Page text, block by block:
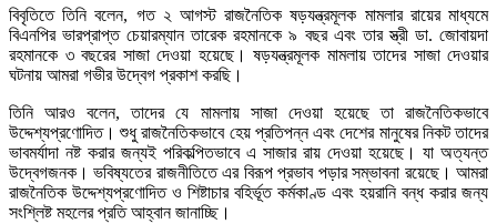
বিবৃতিতে তিনি বলেন, গত ২ আগস্ট রাজনৈতিক ষড়যন্ত্রমূলক মামলার রায়ের মাধ্যমে
বিএনপির ভারপ্রাপ্ত চেয়ারম্যান তারেক রহমানকে ৯ বছর এবং তার স্ত্রী ডা. জোবায়দা
রহমানকে ৩ বছরের সাজা দেওয়া হয়েছে। ষড়যন্ত্রমূলক মামলায় তাদের সাজা দেওয়ার
ঘটনায় আমরা গভীর উদ্বেগ প্রকাশ করছি।
তিনি আরও বলেন, তাদের যে মামলায় সাজা দেওয়া হয়েছে তা রাজনৈতিকভাবে
উদ্দেশ্যপ্রণোদিত। শুধু রাজনৈতিকভাবে হেয় প্রতিপন্ন এবং দেশের মানুষের নিকট তাদের
ভাবমর্যাদা নষ্ট করার জন্যই পরিকল্পিতভাবে এ সাজার রায় দেওয়া হয়েছে। যা অত্যন্ত
উদ্বেগজনক। ভবিষ্যতের রাজনীতিতে এর বিরূপ প্রভাব পড়ার সম্ভাবনা রয়েছে। আমরা
রাজনৈতিক উদ্দেশ্যপ্রণোদিত ও শিষ্টাচার বহির্ভূত কর্মকাণ্ড এবং হয়রানি বন্ধ করার জন্য
সংশ্লিষ্ট মহলের প্রতি আহ্বান জানাচ্ছি।